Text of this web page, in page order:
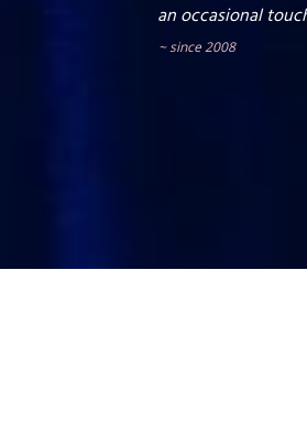
an occasional
~since 2008